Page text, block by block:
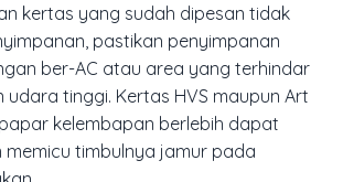
kertas yang sudah dipesan tidak
pastikan penyimpanan
ber-AC atau area yang terhindar
udara tinggi. Kertas HVS maupun Art
kelembapan berlebih dapat
memicu timbulnya jamur pada